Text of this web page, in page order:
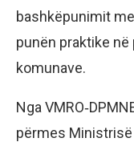
bashkëpunimit
punën praktike
komunave.
Nga
përmes